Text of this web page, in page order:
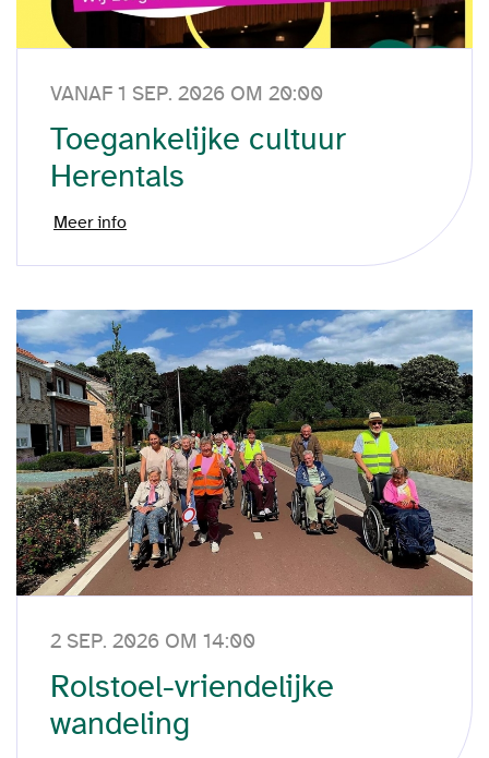
VANAF 1 SEP. 2026 OM 20:00
Toegankelijke cultuur
Herentals
Meer info
2 SEP. 2026 OM 14:00
Rolstoel-vriendelijke
wandeling